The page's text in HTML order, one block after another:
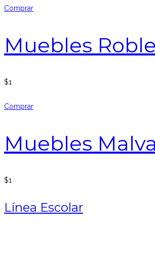
Comprar
Muebles Roble
$1
Comprar
Muebles Malva
$1
Línea Escolar